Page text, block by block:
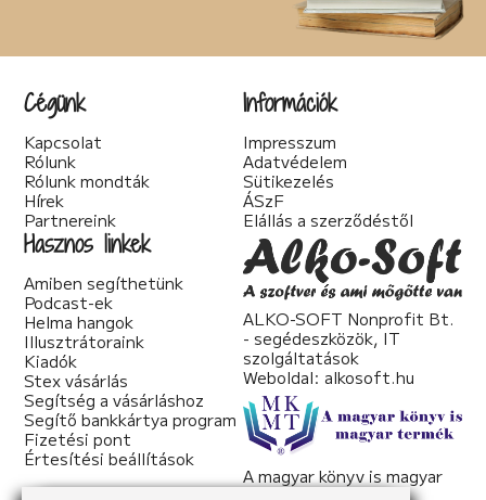
Cégünk
Kapcsolat
Rólunk
Rólunk mondták
Hírek
Partnereink
Információk
Impresszum
Adatvédelem
Sütikezelés
ÁSzF
Elállás a szerződéstől
Hasznos linkek
Amiben segíthetünk
Podcast-ek
Helma hangok
Illusztrátoraink
Kiadók
Stex vásárlás
Segítség a vásárláshoz
Segítő bankkártya program
Fizetési pont
Értesítési beállítások
ALKO-SOFT Nonprofit Bt.
- segédeszközök, IT
szolgáltatások
Weboldal: alkosoft.hu
A magyar könyv is magyar
termék